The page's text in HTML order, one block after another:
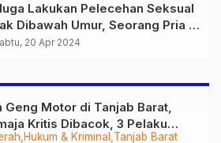
Lakukan Pelecehan Seksual
Dibawah Umur, Seorang Pria di
Barat Ditangkap Polisi
20 Apr 2024
Hukum & Kriminal Tanjab Barat
Geng Motor di Tanjab Barat,
Kritis Dibacok, 3 Pelaku